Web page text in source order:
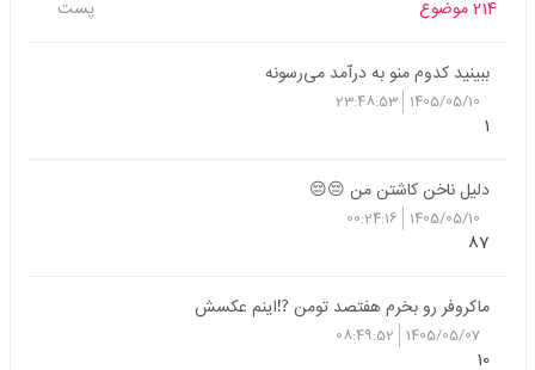
214 موضوع پست
ببینید کدوم منو به درآمد می‌رسونه
1405/05/10
23:48:53
1
دلیل ناخن کاشتن من 😔😔
1405/05/10
00:24:16
87
ماکروفر رو بخرم هفتصد تومن ⁉️اینم عکسش
1405/05/07
08:49:52
10